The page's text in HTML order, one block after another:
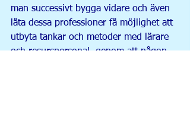
man successivt bygga vidare och även
låta dessa professioner få möjlighet att
utbyta tankar och metoder med lärare
och resurspersonal, genom att någon